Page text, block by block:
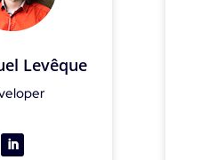
Levêque